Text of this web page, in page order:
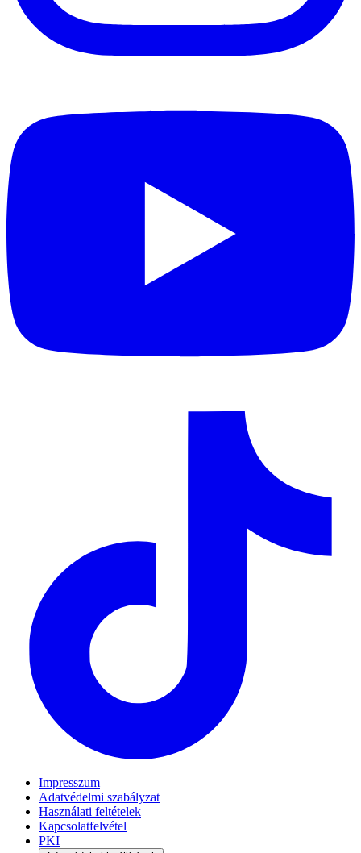
Impresszum
Adatvédelmi szabályzat
Használati feltételek
Kapcsolatfelvétel
PKI